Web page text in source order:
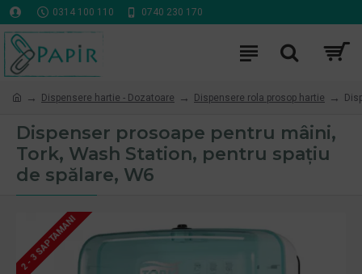
0314 100 110 0740 230 170
Dispensere hartie - Dozatoare Dispensere rola prosop hartie
Dispenser prosoape pentru mâini,
Tork, Wash Station, pentru spațiu
de spălare, W6
2 - 3 SAPTAMANI